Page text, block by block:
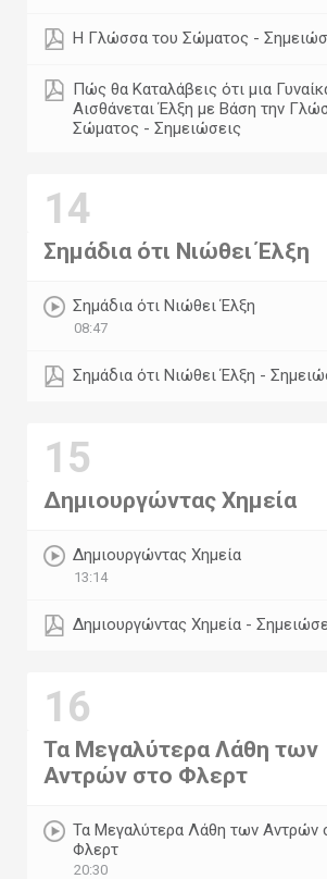
Η Γλώσσα του Σώματος -
Πώς θα Καταλάβεις ότι μια
Αισθάνεται Έλξη με Βάση την
Σώματος - Σημειώσεις
14
Σημάδια ότι Νιώθει Έλξη
Σημάδια ότι Νιώθει Έλξη
08:47
Σημάδια ότι Νιώθει Έλξη -
15
Δημιουργώντας Χημεία
Δημιουργώντας Χημεία
13:14
Δημιουργώντας Χημεία -
16
Τα Μεγαλύτερα Λάθη των
Αντρών στο Φλερτ
Τα Μεγαλύτερα Λάθη των Αντρών
Φλερτ
20:30